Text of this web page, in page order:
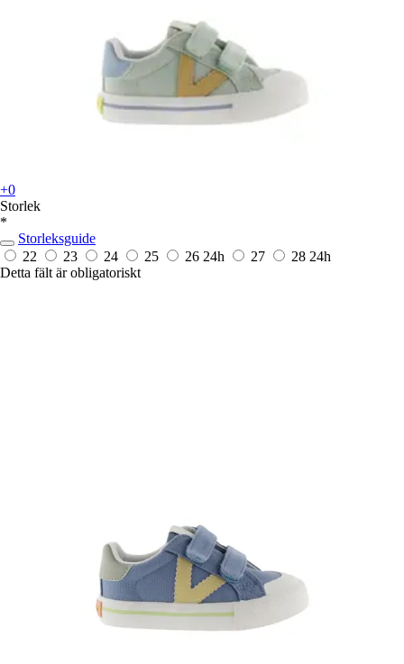
+0
Storlek
*
Storleksguide
22
23 24 25 26 24h 27 28 24h
Detta fält är obligatoriskt